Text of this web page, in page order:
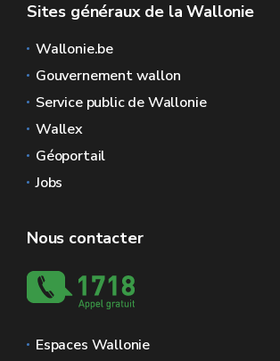
Sites généraux de la Wallonie
Wallonie.be
Gouvernement wallon
Service public de Wallonie
Wallex
Géoportail
Jobs
Nous contacter
Espaces Wallonie